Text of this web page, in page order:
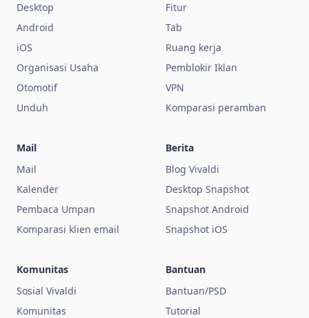
Desktop
Android
iOS
Organisasi Usaha
Otomotif
Unduh
Fitur
Tab
Ruang kerja
Pemblokir Iklan
VPN
Komparasi peramban
Mail
Mail
Kalender
Pembaca Umpan
Komparasi klien email
Berita
Blog Vivaldi
Desktop Snapshot
Snapshot Android
Snapshot iOS
Komunitas
Sosial Vivaldi
Komunitas
Bantuan
Bantuan/PSD
Tutorial